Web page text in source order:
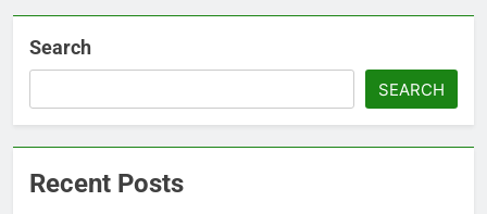
Search
SEARCH
Recent Posts